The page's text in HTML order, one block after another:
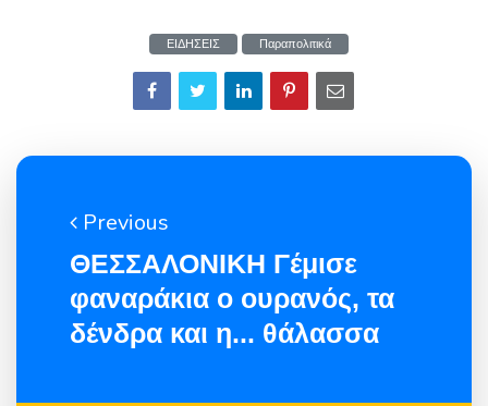
ΕΙΔΗΣΕΙΣ Παραπολιτικά
Previous
ΘΕΣΣΑΛΟΝΙΚΗ Γέμισε
φαναράκια ο ουρανός, τα
δένδρα και η... θάλασσα